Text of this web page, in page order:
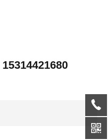
15314421680